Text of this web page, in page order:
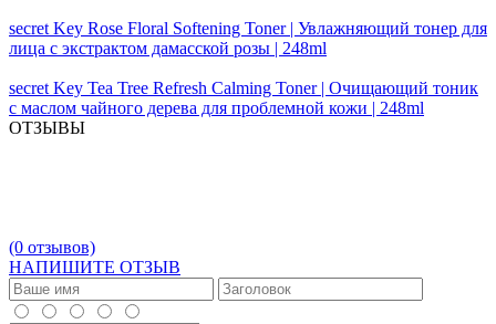
secret Key Rose Floral Softening Toner | Увлажняющий тонер для
лица с экстрактом дамасской розы | 248ml
secret Key Tea Tree Refresh Calming Toner | Очищающий тоник
с маслом чайного дерева для проблемной кожи | 248ml
ОТЗЫВЫ
(0 отзывов)
НАПИШИТЕ ОТЗЫВ